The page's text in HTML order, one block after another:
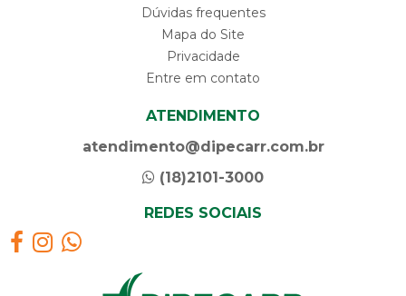
Dúvidas frequentes
Mapa do Site
Privacidade
Entre em contato
ATENDIMENTO
atendimento@dipecarr.com.br
(18)2101-3000
REDES SOCIAIS